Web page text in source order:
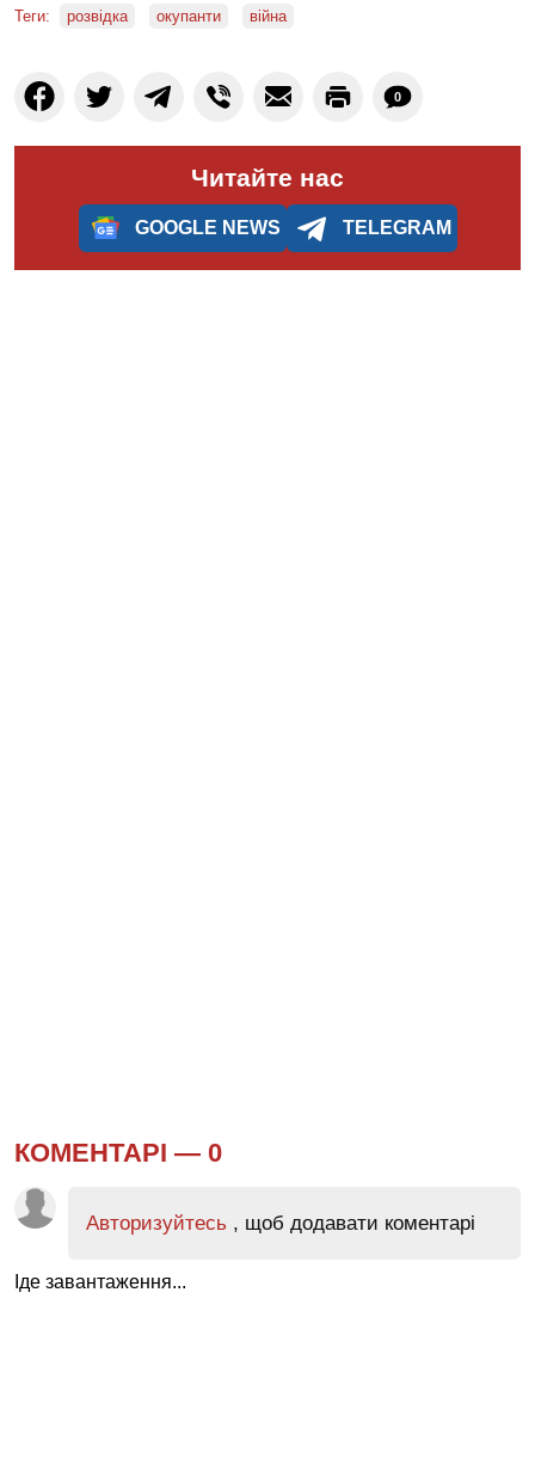
Теги: розвідка окупанти війна
0
Читайте нас
GOOGLE NEWS TELEGRAM
КОМЕНТАРІ — 0
Авторизуйтесь , щоб додавати коментарі
Іде завантаження...